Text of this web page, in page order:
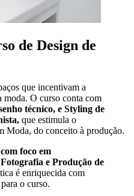
de Design de
que incentivam a
O curso conta com
técnico, e Styling de
que estimula o
Moda, do conceito à produção.
foco em
e Produção de
é enriquecida com
o curso.